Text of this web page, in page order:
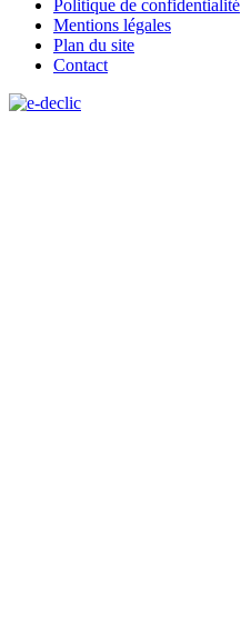
Politique de confidentialité
Mentions légales
Plan du site
Contact